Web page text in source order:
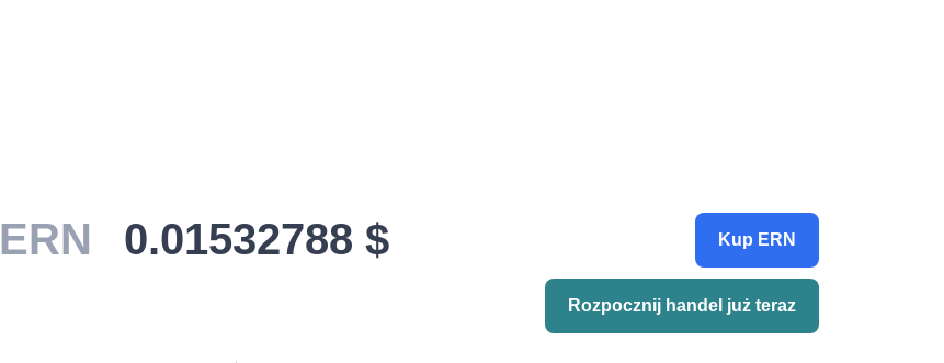
ERN 0.01532788 $ Kup ERN
Rozpocznij handel już teraz